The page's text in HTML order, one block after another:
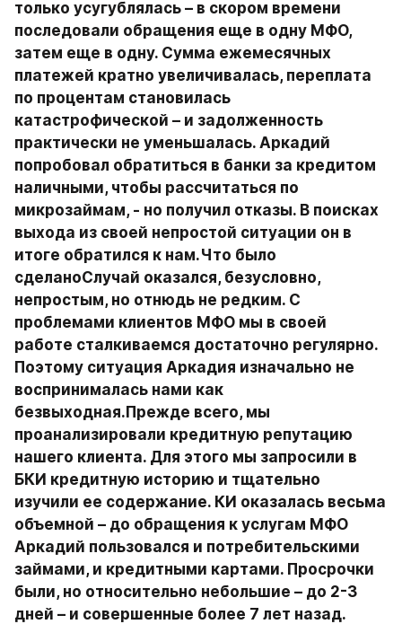
только усугублялась – в скором времени
последовали обращения еще в одну МФО,
затем еще в одну. Сумма ежемесячных
платежей кратно увеличивалась, переплата
по процентам становилась
катастрофической – и задолженность
практически не уменьшалась. Аркадий
попробовал обратиться в банки за кредитом
наличными, чтобы рассчитаться по
микрозаймам, - но получил отказы. В поисках
выхода из своей непростой ситуации он в
итоге обратился к нам.Что было
сделаноСлучай оказался, безусловно,
непростым, но отнюдь не редким. С
проблемами клиентов МФО мы в своей
работе сталкиваемся достаточно регулярно.
Поэтому ситуация Аркадия изначально не
воспринималась нами как
безвыходная.Прежде всего, мы
проанализировали кредитную репутацию
нашего клиента. Для этого мы запросили в
БКИ кредитную историю и тщательно
изучили ее содержание. КИ оказалась весьма
объемной – до обращения к услугам МФО
Аркадий пользовался и потребительскими
займами, и кредитными картами. Просрочки
были, но относительно небольшие – до 2-3
дней – и совершенные более 7 лет назад.